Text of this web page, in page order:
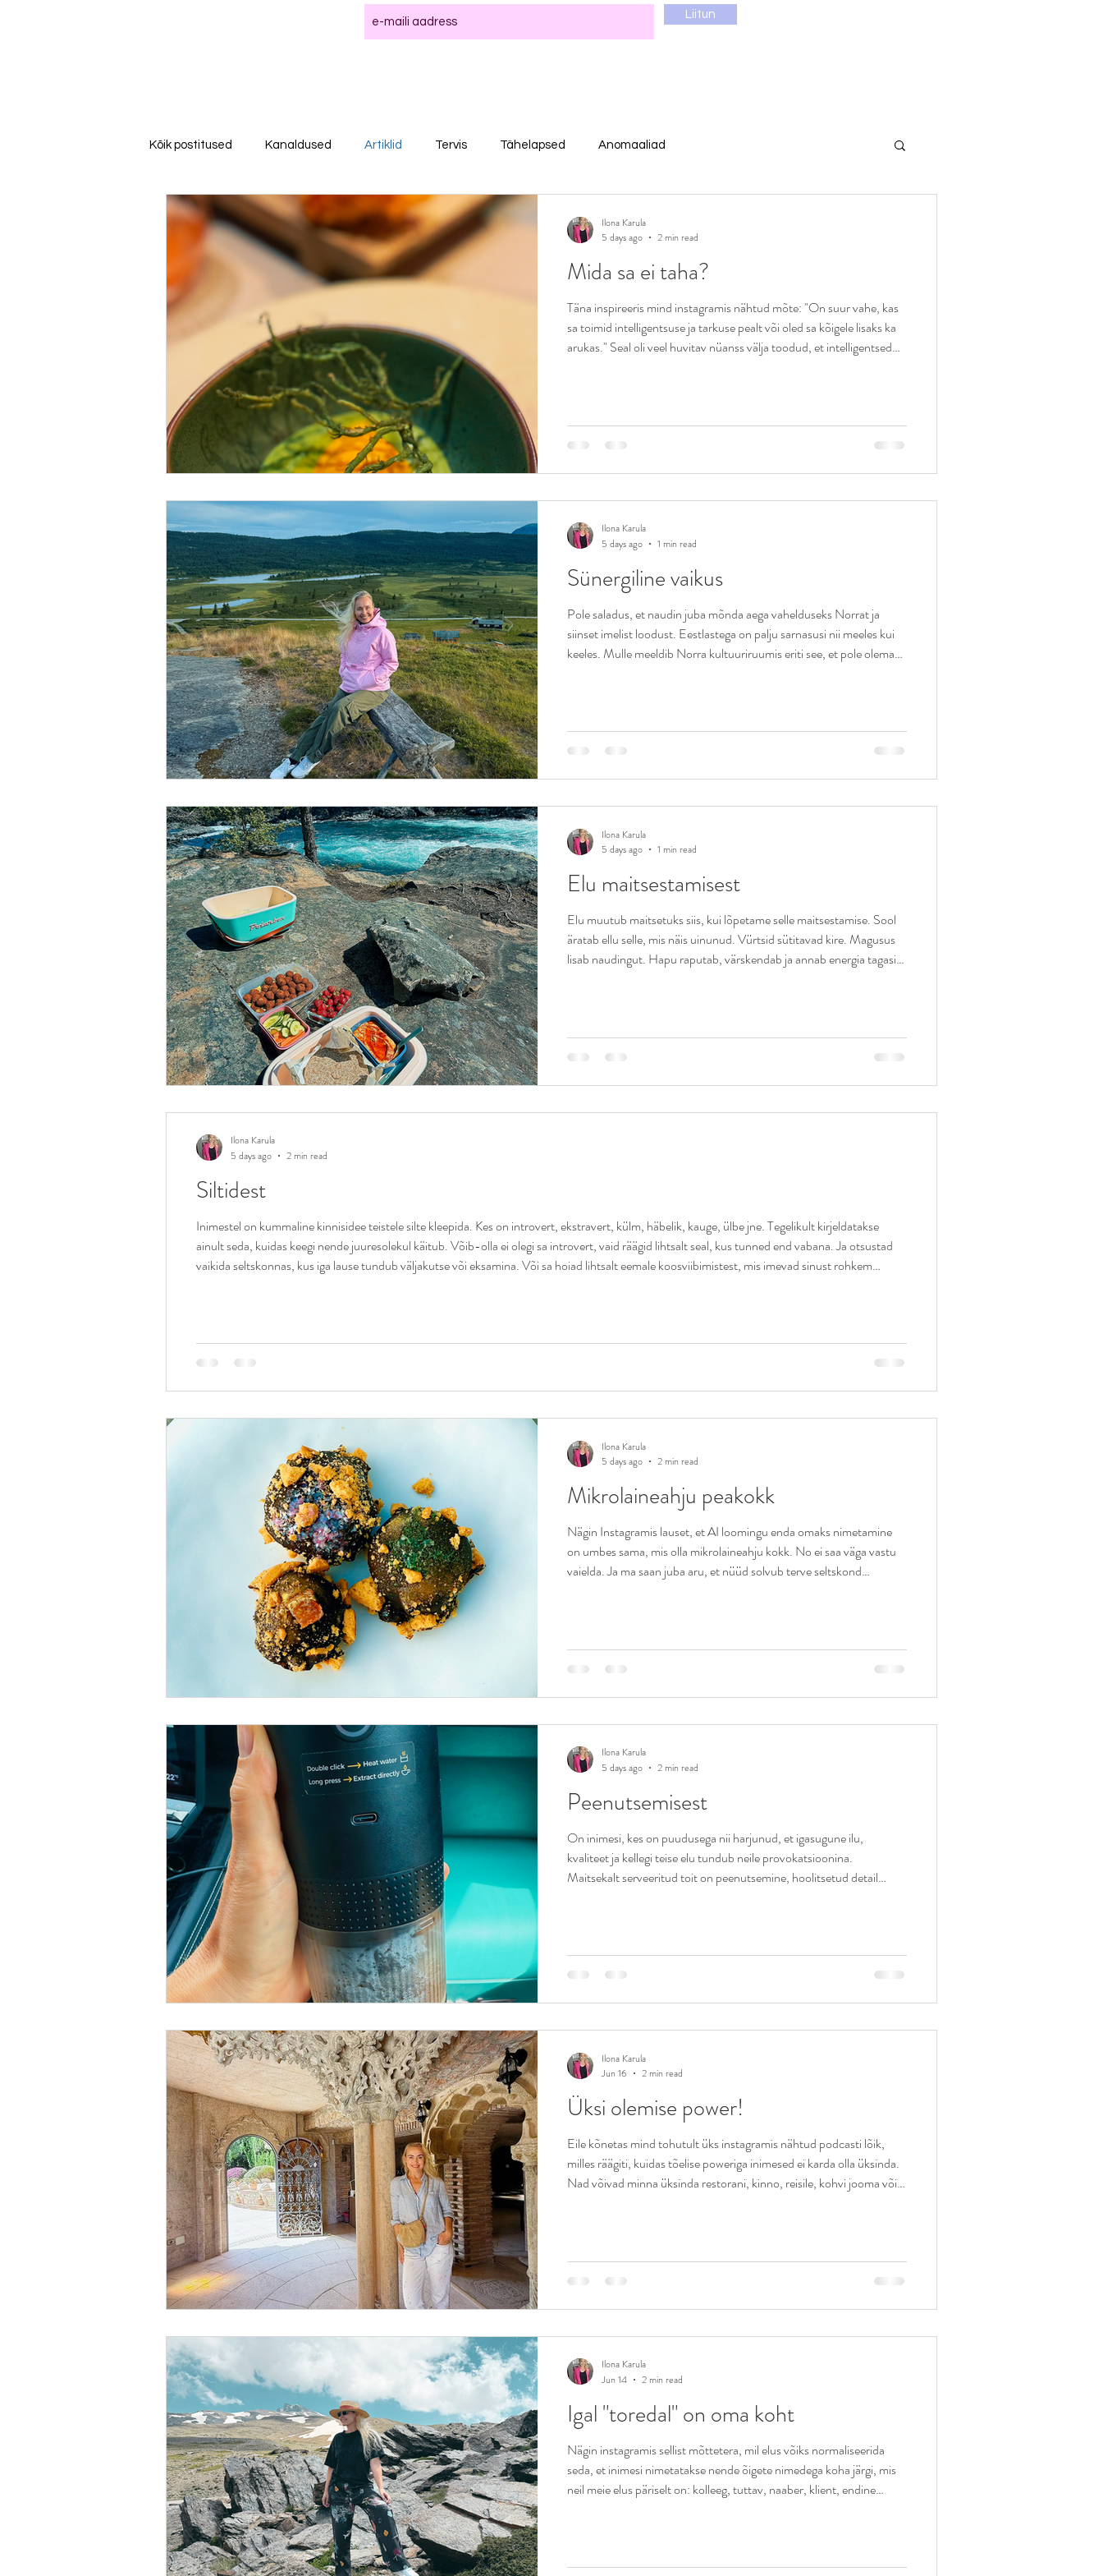
Liitun
Kõik postitused Kanaldused Artiklid Tervis Tähelapsed Anomaaliad
Mida sa ei taha?
Täna inspireeris mind instagramis nähtud mõte: "On suur vahe, kas
sa toimid intelligentsuse ja tarkuse pealt või oled sa kõigele lisaks ka
arukas." Seal oli veel huvitav nüanss välja toodud, et intelligentsed
keerlema. Näiteks kui mulle tulevad külalised, siis ma tavaliselt ei
küsi, mida
Ilona Karula
5 days ago
2 min read
Sünergiline vaikus
Pole saladus, et naudin juba mõnda aega vahelduseks Norrat ja
siinset imelist loodust. Eestlastega on palju sarnasusi nii meeles kui
keeles. Mulle meeldib Norra kultuuriruumis eriti see, et pole olemas
suurimaid austuse märke see, et sa ei raiska mõttetult teiste inimeste
aega. Sest, aega ei
Ilona Karula
5 days ago
1 min read
Elu maitsestamisest
Elu muutub maitsetuks siis, kui lõpetame selle maitsestamise. Sool
äratab ellu selle, mis näis uinunud. Vürtsid sütitavad kire. Magusus
lisab naudingut. Hapu raputab, värskendab ja annab energia tagasi.
keeruline retsept. See võib olla midagi väga lihtsat, isegi meie enda
välja mõeldut.
Ilona Karula
5 days ago
1 min read
Siltidest
Inimestel on kummaline kinnisidee teistele silte kleepida. Kes on introvert, ekstravert, külm, häbelik, kauge, ülbe jne. Tegelikult kirjeldatakse
ainult seda, kuidas keegi nende juuresolekul käitub. Võib-olla ei olegi sa introvert, vaid räägid lihtsalt seal, kus tunned end vabana. Ja otsustad
vaikida seltskonnas, kus iga lause tundub väljakutse või eksamina. Või sa hoiad lihtsalt eemale koosviibimistest, mis imevad sinust rohkem
Ilona Karula
5 days ago
2 min read
Mikrolaineahju peakokk
Nägin Instagramis lauset, et AI loomingu enda omaks nimetamine
on umbes sama, mis olla mikrolaineahju kokk. No ei saa väga vastu
vaielda. Ja ma saan juba aru, et nüüd solvub terve seltskond
nüüd raamatuid. Kes ei oska mängida reaalses elus ühtegi
muusikalist instrumenti nimetab
Ilona Karula
5 days ago
2 min read
Peenutsemisest
On inimesi, kes on puudusega nii harjunud, et igasugune ilu,
kvaliteet ja kellegi teise elu tundub neile provokatsioonina.
Maitsekalt serveeritud toit on peenutsemine, hoolitsetud detail
või kuidas on harjutud asju tavapäraselt tegema/nägema. Kui
inimene pole kunagi kü
Ilona Karula
5 days ago
2 min read
Üksi olemise power!
Eile kõnetas mind tohutult üks instagramis nähtud podcasti lõik,
milles räägiti, kuidas tõelise poweriga inimesed ei karda olla üksinda.
Nad võivad minna üksinda restorani, kinno, reisile, kohvi jooma või
enesekindlusest. Nimelt üksinda olemine ei tähenda alati seltskonna
puudumist.
Ilona Karula
Jun 16
2 min read
Igal "toredal" on oma koht
Nägin instagramis sellist mõttetera, mil elus võiks normaliseerida
seda, et inimesi nimetatakse nende õigete nimedega koha järgi, mis
neil meie elus päriselt on: kolleeg, tuttav, naaber, klient, endine
abivajaja ei pea hakkama sinu täieõiguslikuks pereliikmeks. Kõik, kes
Ilona Karula
Jun 14
2 min read